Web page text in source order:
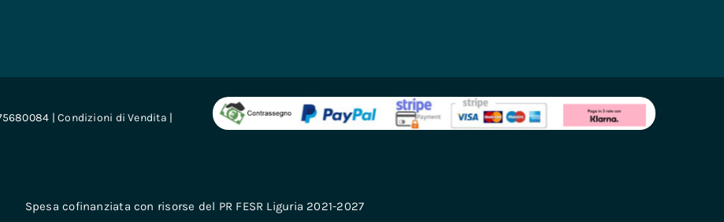
|Condizioni di Vendita |
Spesa cofinanziata con risorse del PR FESR Liguria 2021-2027